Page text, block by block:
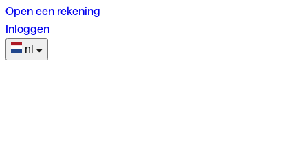
Open een rekening
Inloggen
nl